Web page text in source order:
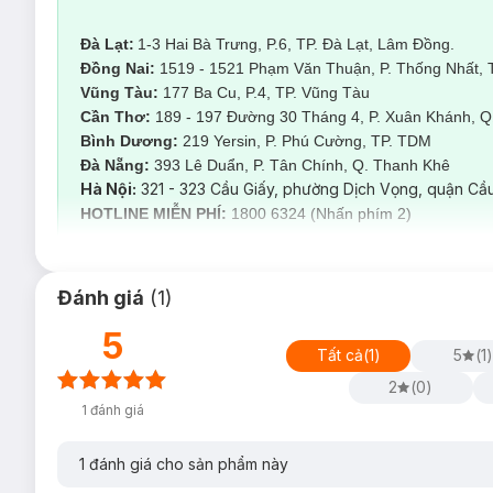
Quy trình triệt
Những ai nên sử dụng dịch vụ Triệt
Những khách hàng nam có lông mọc nhiều ở các bộ
Đã sử dụng nhiều biện pháp loại bỏ lông như: wax,
Đà Lạt: 1-3 Hai Bà Trưng, P.6, TP. Đà Lạt, Lâm Đồng.
Đồng Nai: 1519 - 1521 Phạm Văn Thuận, P. Thống Nhất,
Vũng Tàu: 177 Ba Cu, P.4, TP. Vũng Tàu
Cần Thơ: 189 - 197 Đường 30 Tháng 4, P. Xuân Khánh,
Bình Dương: 219 Yersin, P. Phú Cường, TP. TDM
Đà Nẵng: 393 Lê Duẩn, P. Tân Chính, Q. Thanh Khê
Hà Nội: 321 - 323 Cầu Giấy, phường Dịch Vọng, quận
HOTLINE MIỄN PHÍ: 1800 6324 (Nhấn phím 2)
Đánh giá (1)
5
1 đánh giá
Tất cả(1) 5 (1)
2
(0)
1 đánh giá cho sản phẩm này